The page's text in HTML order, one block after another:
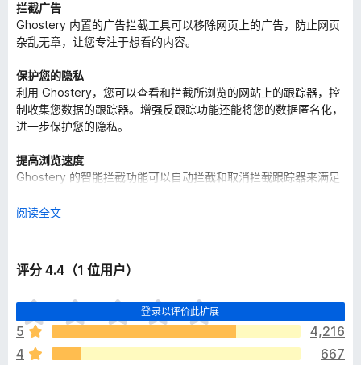
拦截广告
Ghostery 内置的广告拦截工具可以移除网页上的广告，防止网页
杂乱无章，让您专注于想看的内容。
保护您的隐私
利用 Ghostery，您可以查看和拦截所浏览的网站上的跟踪器，控
制收集您数据的跟踪器。增强反跟踪功能还能将您的数据匿名化，
进一步保护您的隐私。
提高浏览速度
Ghostery 的智能拦截功能可以自动拦截和取消拦截跟踪器来满足
Ghostery 提供多种显示和数据分析面板，便于您查看相关信息。
展
以
阅读全文
评分 4.4（1 位用户）
登录以评价此扩展
目
前
尚
无
5
4,216
4
667